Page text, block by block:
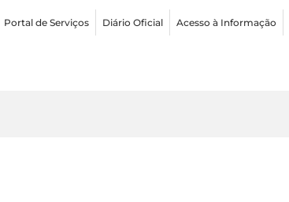
Portal de Serviços Diário Oficial Acesso à Informação